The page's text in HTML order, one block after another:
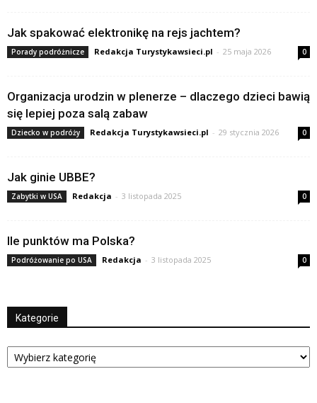
Jak spakować elektronikę na rejs jachtem?
Porady podróżnicze Redakcja Turystykawsieci.pl - 25 maja 2026 0
Organizacja urodzin w plenerze – dlaczego dzieci bawią
się lepiej poza salą zabaw
Dziecko w podróży Redakcja Turystykawsieci.pl - 29 stycznia 2026 0
Jak ginie UBBE?
Zabytki w USA Redakcja - 3 listopada 2025 0
Ile punktów ma Polska?
Podróżowanie po USA Redakcja - 3 listopada 2025 0
Kategorie
Kategorie